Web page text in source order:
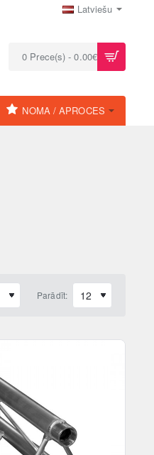
Latviešu
0 Prece(s) - 0.00€
NOMA / APROCES
Parādīt: